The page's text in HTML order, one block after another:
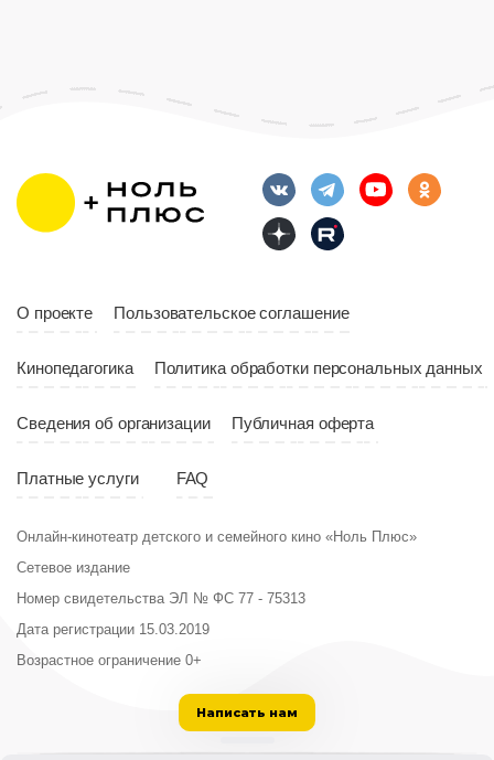
О проекте Пользовательское соглашение
Кинопедагогика Политика обработки персональных данных
Сведения об организации Публичная оферта
Платные услуги FAQ
Онлайн-кинотеатр детского и семейного кино «Ноль Плюс»
Сетевое издание
Номер свидетельства ЭЛ № ФС 77 - 75313
Дата регистрации 15.03.2019
Возрастное ограничение 0+
Написать нам